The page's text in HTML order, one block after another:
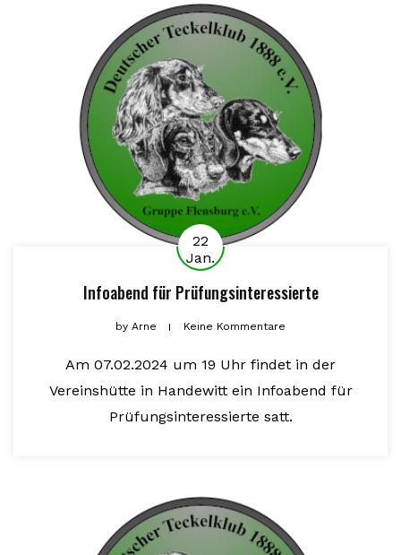
22
Jan.
Infoabend für Prüfungsinteressierte
by Arne Keine Kommentare
Am 07.02.2024 um 19 Uhr findet in der
Vereinshütte in Handewitt ein Infoabend für
Prüfungsinteressierte satt.